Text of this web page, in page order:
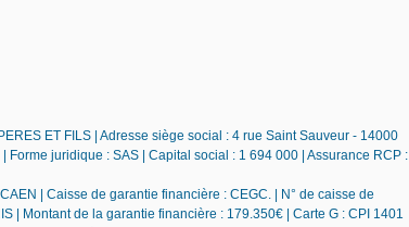
ET FILS | Adresse siège social : 4 rue Saint Sauveur - 14000
juridique : SAS | Capital social : 1 694 000 | Assurance RCP :
| Caisse de garantie financière : CEGC. | N° de caisse de
| Montant de la garantie financière : 179.350€ | Carte G : CPI 1401